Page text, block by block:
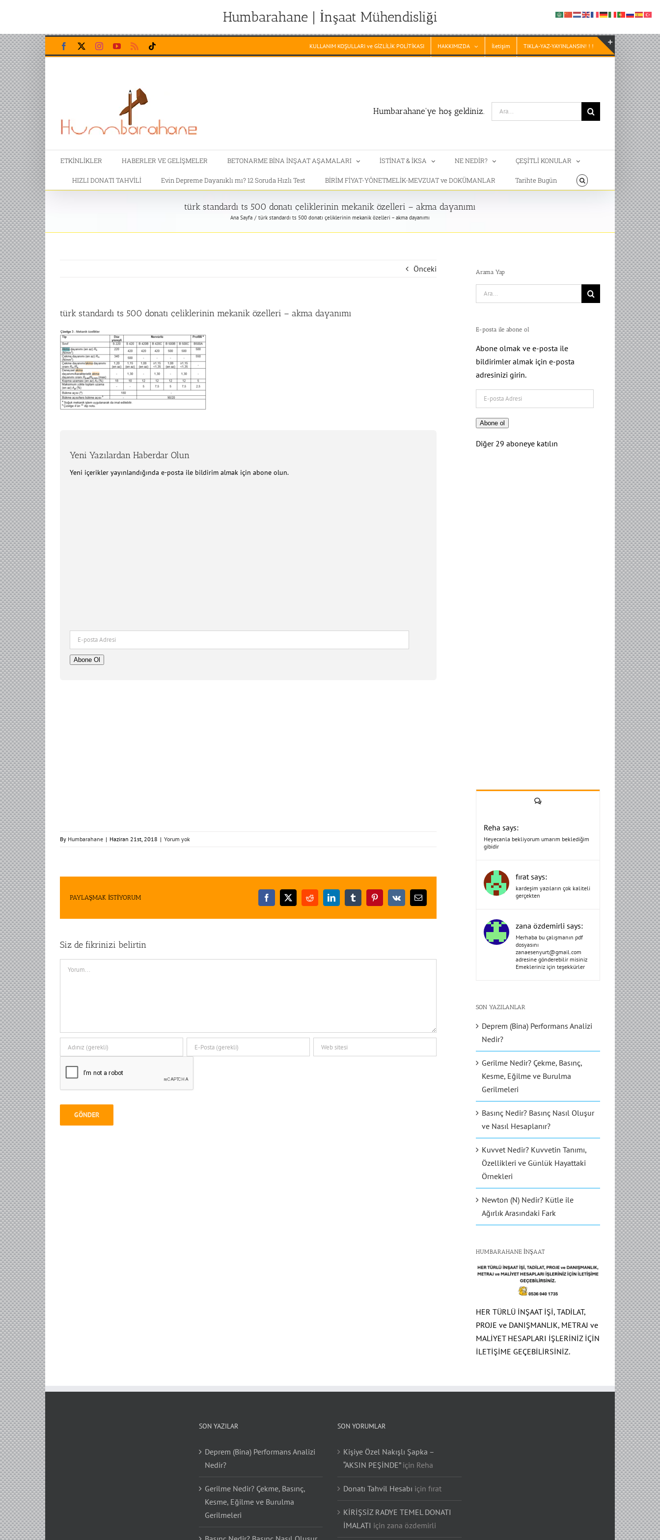
Humbarahane | İnşaat Mühendisliği
Skip
to
content
Facebook InstagramYouTubeRss KULLANIM KOŞULLARI ve GİZLİLİK POLİTİKASI HAKKIMIZDA İletişim TIKLA-YAZ-YAYINLANSIN! ! !
Humbarahane'ye hoş geldiniz.
Search
for:
ETKİNLİKLER HABERLER VE GELİŞMELER BETONARME BİNA İNŞAAT AŞAMALARI İSTİNAT & İKSA NE NEDİR? ÇEŞİTLİ KONULAR
HIZLI DONATI TAHVİLİ Evin Depreme Dayanıklı mı? 12 Soruda Hızlı Test BİRİM FİYAT-YÖNETMELİK-MEVZUAT ve DOKÜMANLAR Tarihte Bugün
türk standardı ts 500 donatı çeliklerinin mekanik özelleri – akma dayanımı
Ana Sayfa türk standardı ts 500 donatı çeliklerinin mekanik özelleri – akma dayanımı
Önceki
türk standardı ts 500 donatı çeliklerinin mekanik özelleri – akma dayanımı
Yeni Yazılardan Haberdar Olun
Yeni içerikler yayınlandığında e-posta ile bildirim almak için abone olun.
Adresi
Abone Ol
By Humbarahane | Haziran 21st, 2018 | Yorum yok
PAYLAŞMAK İSTİYORUM Facebook
X RedditLinkedInTumblrPinterest
Vk
E-
posta
Siz de fikrinizi belirtin
Comment
Arama Yap
Search
for:
E-posta ile abone ol
Abone olmak ve e-posta ile
bildirimler almak için e-posta
adresinizi girin.
posta
Adresi
Abone ol
Diğer 29 aboneye katılın
Yorum
Reha says:
Heyecanla bekliyorum umarım beklediğim
gibidir
fırat says:
kardeşim yazıların çok kaliteli
gerçekten
zana özdemirli says:
Merhaba bu çalışmanın pdf
dosyasını
zanaesenyurt@gmail.com
adresine gönderebilir misiniz
Emekleriniz için teşekkürler
SON YAZILANLAR
Deprem (Bina) Performans Analizi
Nedir?
Gerilme Nedir? Çekme, Basınç,
Kesme, Eğilme ve Burulma
Gerilmeleri
Basınç Nedir? Basınç Nasıl Oluşur
ve Nasıl Hesaplanır?
Kuvvet Nedir? Kuvvetin Tanımı,
Özellikleri ve Günlük Hayattaki
Örnekleri
Newton (N) Nedir? Kütle ile
Ağırlık Arasındaki Fark
HUMBARAHANE İNŞAAT
HER TÜRLÜ İNŞAAT İŞİ, TADİLAT,
PROJE ve DANIŞMANLIK, METRAJ ve
MALİYET HESAPLARI İŞLERİNİZ İÇİN
İLETİŞİME GEÇEBİLİRSİNİZ.
SON YAZILAR
Deprem (Bina) Performans Analizi
Nedir?
Gerilme Nedir? Çekme, Basınç,
Kesme, Eğilme ve Burulma
Gerilmeleri
SON YORUMLAR
Kişiye Özel Nakışlı Şapka –
“AKSIN PEŞİNDE”için Reha
Donatı Tahvil Hesabı için fırat
KİRİŞSİZ RADYE TEMEL DONATI
İMALATI için zana özdemirli
Toggle
Sliding
Bar
Area